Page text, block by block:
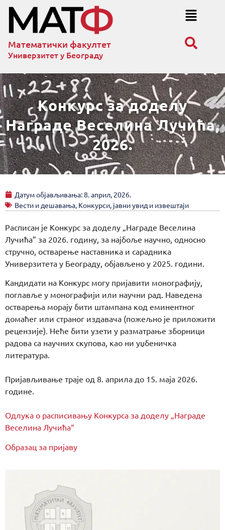
Математички факултет
Универзитет у Београду
Конкурс за доделу
Награде Веселина Лучића,
2026.
Датум објављивања:8. април, 2026.
Вести и дешавања, Конкурси, јавни увид и извештаји
Расписан је Конкурс за доделу „Награде Веселина
Лучића” за 2026. годину, за најбоље научно, односно
стручно, остварење наставника и сарадника
Универзитета у Београду, објављено у 2025. години.
Кандидати на Конкурс могу пријавити монографију,
поглавље у монографији или научни рад. Наведена
остварења морају бити штампана код еминентног
домаћег или страног издавача (пожељно је приложити
рецензије). Неће бити узети у разматрање зборници
радова са научних скупова, као ни уџбеничка
литература.
Пријављивање траје од 8. априла до 15. маја 2026.
године.
Одлука о расписивању Конкурса за доделу „Награде
Веселина Лучића“
Образац за пријаву